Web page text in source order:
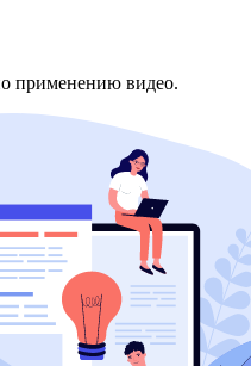
применению видео.